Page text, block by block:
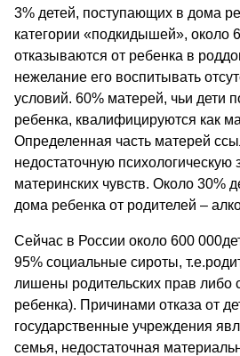
3% детей, поступающих в дома
категории «подкидышей», около
отказываются от ребенка в
нежелание его воспитывать
условий. 60% матерей, чьи дети
ребенка, квалифицируются как
Определенная часть матерей
недостаточную психологическую
материнских чувств. Около 30%
дома ребенка от родителей –
Сейчас в России около 600
95% социальные сироты,
лишены родительских прав либо
ребенка). Причинами отказа от
государственные учреждения
семья, недостаточная